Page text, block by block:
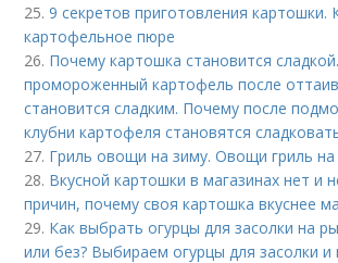
25.9 секретов приготовления картошки.
картофельное пюре
26. Почему картошка становится
промороженный картофель после
становится сладким. Почему после
клубни картофеля становятся
27. Гриль овощи на зиму. Овощи гриль на
28. Вкусной картошки в магазинах нет и
причин, почему своя картошка вкуснее
29. Как выбрать огурцы для засолки на
или без? Выбираем огурцы для засолки и